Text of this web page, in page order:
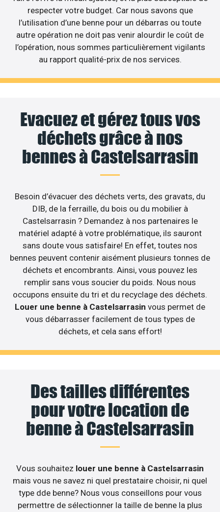
respecter votre budget. Car nous savons que
l’utilisation d’une benne pour un débarras ou toute
autre opération ne doit pas venir alourdir le coût de
l’opération, nous sommes particulièrement vigilants
au rapport qualité-prix de nos services.
Evacuez et gérez tous vos
déchets grâce à nos
bennes à Castelsarrasin
Besoin d’évacuer des déchets verts, des gravats, du
DIB, de la ferraille, du bois ou du mobilier à
Castelsarrasin ? Demandez à nos partenaires le
matériel adapté à votre problématique, ils sauront
sans doute vous satisfaire! En effet, toutes nos
bennes peuvent contenir aisément plusieurs tonnes de
déchets et encombrants. Ainsi, vous pouvez les
remplir sans vous soucier du poids. Nous nous
occupons ensuite du tri et du recyclage des déchets.
Louer une benne à Castelsarrasin vous permet de
vous débarrasser facilement de tous types de
déchets, et cela sans effort!
Des tailles différentes
pour votre location de
benne à Castelsarrasin
Vous souhaitez louer une benne à Castelsarrasin
mais vous ne savez ni quel prestataire choisir, ni quel
type dde benne? Nous vous conseillons pour vous
permettre de sélectionner la taille de benne la plus